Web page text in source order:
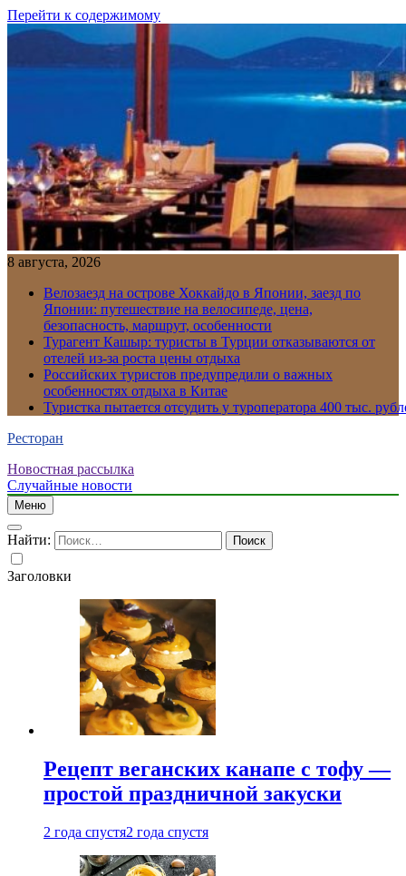
Перейти к содержимому
8 августа, 2026
Велозаезд на острове Хоккайдо в Японии, заезд по
Японии: путешествие на велосипеде, цена,
безопасность, маршрут, особенности
Турагент Кашыр: туристы в Турции отказываются от
отелей из-за роста цены отдыха
Российских туристов предупредили о важных
особенностях отдыха в Китае
Туристка пытается отсудить у туроператора 400 тыс.
Ресторан
Новостная рассылка
Случайные новости
Меню
Найти:
Заголовки
Рецепт веганских канапе с тофу —
простой праздничной закуски
2 года спустя2 года спустя